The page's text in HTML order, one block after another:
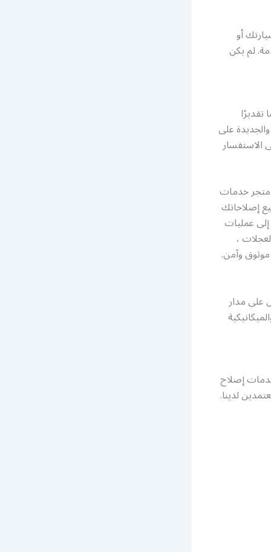
أو
لم يكن
على
الاستفسار
متجر خدمات
إصلاحاتك
إلى عمليات
،
وآمن.
على مدار
إصلاح
لدينا.